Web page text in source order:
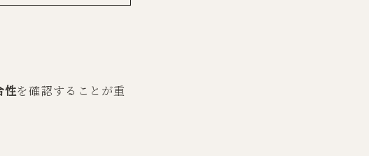
性を確認することが重